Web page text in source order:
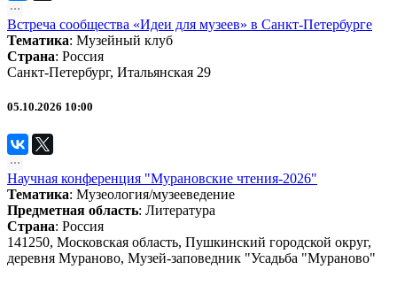
Встреча сообщества «Идеи для музеев» в Санкт-Петербурге
Тематика: Музейный клуб
Страна: Россия
Санкт-Петербург, Итальянская 29
05.10.2026 10:00
Научная конференция "Мурановские чтения-2026"
Тематика: Музеология/музееведение
Предметная область: Литература
Страна: Россия
141250, Московская область, Пушкинский городской округ,
деревня Мураново, Музей-заповедник "Усадьба "Мураново"